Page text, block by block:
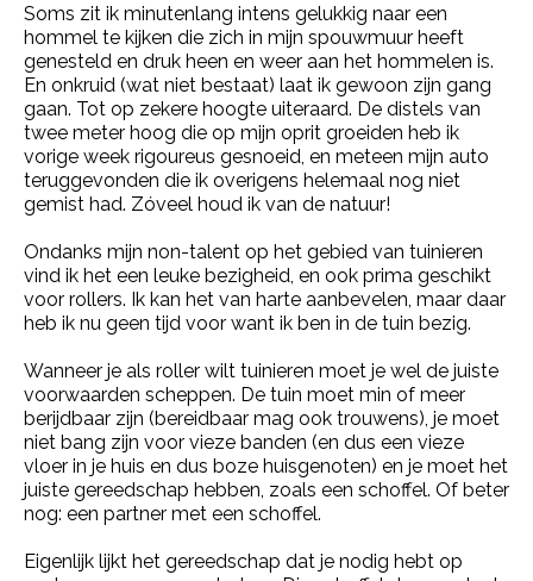
Soms zit ik minutenlang intens gelukkig naar een
hommel te kijken die zich in mijn spouwmuur heeft
genesteld en druk heen en weer aan het hommelen is.
En onkruid (wat niet bestaat) laat ik gewoon zijn gang
gaan. Tot op zekere hoogte uiteraard. De distels van
twee meter hoog die op mijn oprit groeiden heb ik
vorige week rigoureus gesnoeid, en meteen mijn auto
teruggevonden die ik overigens helemaal nog niet
gemist had. Zóveel houd ik van de natuur!
Ondanks mijn non-talent op het gebied van tuinieren
vind ik het een leuke bezigheid, en ook prima geschikt
voor rollers. Ik kan het van harte aanbevelen, maar daar
heb ik nu geen tijd voor want ik ben in de tuin bezig.
Wanneer je als roller wilt tuinieren moet je wel de juiste
voorwaarden scheppen. De tuin moet min of meer
berijdbaar zijn (bereidbaar mag ook trouwens), je moet
niet bang zijn voor vieze banden (en dus een vieze
vloer in je huis en dus boze huisgenoten) en je moet het
juiste gereedschap hebben, zoals een schoffel. Of beter
nog: een partner met een schoffel.
Eigenlijk lijkt het gereedschap dat je nodig hebt op